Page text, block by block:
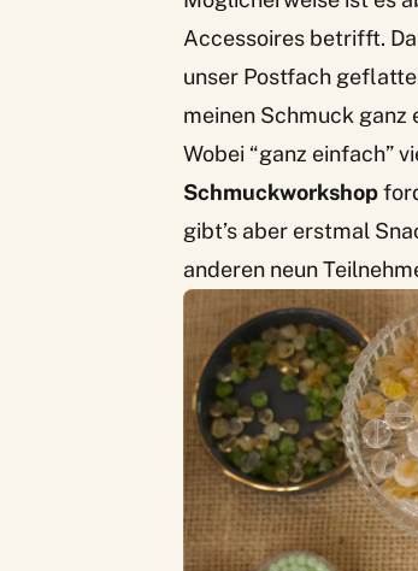
Accessoires betrifft.
unser Postfach
meinen Schmuck ganz
Wobei “ganz einfach”
Schmuckworkshop
gibt’s aber erstmal
anderen neun